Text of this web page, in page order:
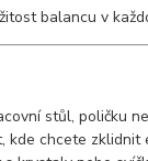
balancu v
stůl, poličku
kde chcete zklidnit